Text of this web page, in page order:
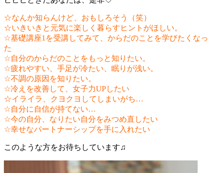
☆なんか知らんけど、おもしろそう（笑）
☆いきいきと元気に楽しく暮らすヒントがほしい。
☆基礎講座1を受講してみて、からだのことを学びたくなっ
た
☆自分のからだのことをもっと知りたい。
☆疲れやすい、手足が冷たい、眠りが浅い。
☆不調の原因を知りたい。
☆冷えを改善して、女子力UPしたい
☆イライラ、クヨクヨしてしまいがち…
☆自分に自信が持てない…
☆今の自分、なりたい自分をみつめ直したい
☆幸せなパートナーシップを手に入れたい
このような方をお待ちしています♫